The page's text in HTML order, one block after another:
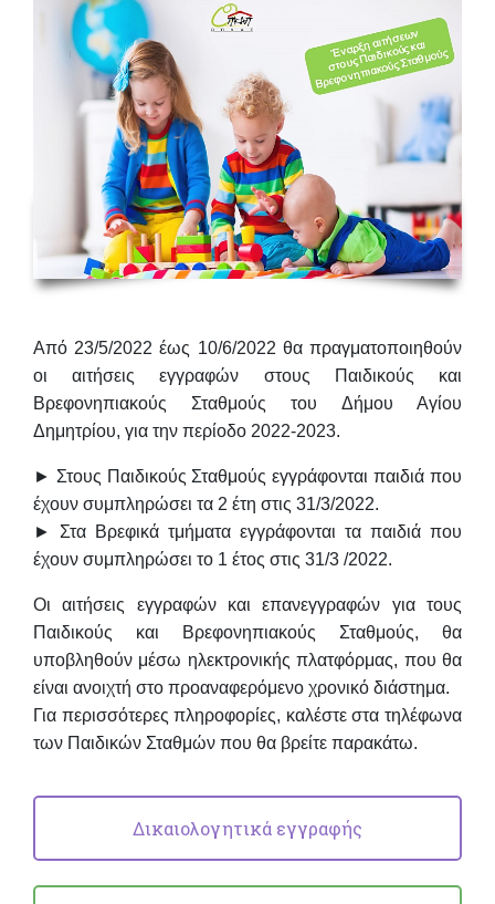
Από 23/5/2022 έως 10/6/2022 θα πραγματοποιηθούν
οι αιτήσεις εγγραφών στους Παιδικούς και
Βρεφονηπιακούς Σταθμούς του Δήμου Αγίου
Δημητρίου, για την περίοδο 2022-2023.
► Στους Παιδικούς Σταθμούς εγγράφονται παιδιά που
έχουν συμπληρώσει τα 2 έτη στις 31/3/2022.
► Στα Βρεφικά τμήματα εγγράφονται τα παιδιά που
έχουν συμπληρώσει το 1 έτος στις 31/3 /2022.
Οι αιτήσεις εγγραφών και επανεγγραφών για τους
Παιδικούς και Βρεφονηπιακούς Σταθμούς, θα
υποβληθούν μέσω ηλεκτρονικής πλατφόρμας, που θα
είναι ανοιχτή στο προαναφερόμενο χρονικό διάστημα.
Για περισσότερες πληροφορίες, καλέστε στα τηλέφωνα
των Παιδικών Σταθμών που θα βρείτε παρακάτω.
Δικαιολογητικά εγγραφής